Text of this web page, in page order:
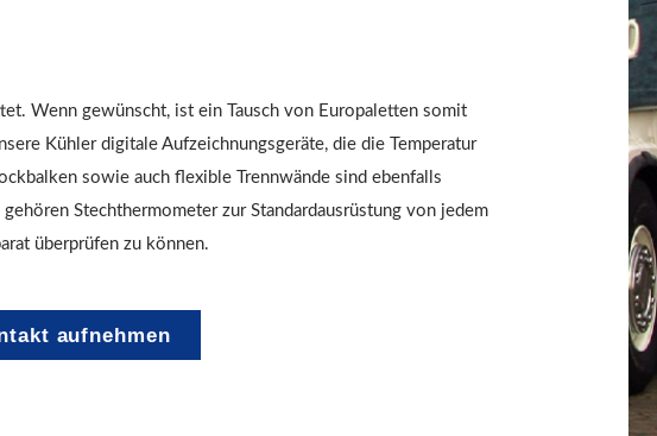
Wenn gewünscht, ist ein Tausch von Europaletten somit
Kühler digitale Aufzeichnungsgeräte, die die Temperatur
sowie auch flexible Trennwände sind ebenfalls
Stechthermometer zur Standardausrüstung von jedem
überprüfen zu können.
aufnehmen